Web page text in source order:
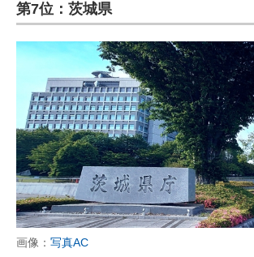
第7位：茨城県
画像： 写真AC